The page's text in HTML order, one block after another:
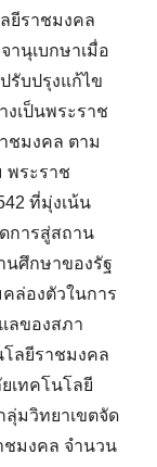
ยีราชมงคล
านุเบกษาเมื่อ
รับปรุงแก้ไข
เป็นพระราช
ชมงคล ตาม
พระราช
ที่มุ่งเน้น
การสู่สถาน
นศึกษาของรัฐ
ล่องตัวในการ
ลของสภา
ลยีราชมงคล
เทคโนโลยี
ลุ่มวิทยาเขตจัด
ชมงคล จำนวน